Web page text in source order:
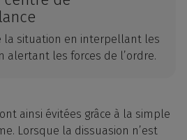
la situation en interpellant les
alertant les forces de l’ordre.
ainsi évitées grâce à la simple
Lorsque la dissuasion n’est